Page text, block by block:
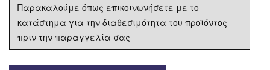
Παρακαλούμε όπως επικοινωνήσετε με το
κατάστημα για την διαθεσιμότητα του προϊόντος
πριν την παραγγελία σας